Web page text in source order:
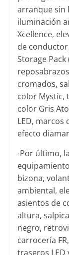
arranque sin
iluminación
Xcellence,
de
Storage
cromados,
color Mystic,
color Gris
LED,
efecto
-Por último,
bizona,
ambiental,
asientos de
altura,
negro,
carrocería
traseros LED